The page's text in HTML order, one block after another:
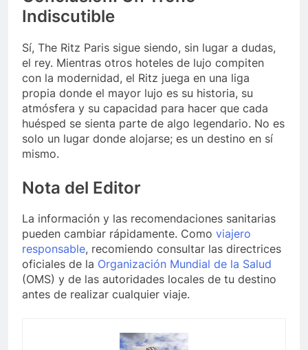
Indiscutible
Sí, The Ritz Paris sigue siendo, sin lugar a dudas,
el rey. Mientras otros hoteles de lujo compiten
con la modernidad, el Ritz juega en una liga
propia donde el mayor lujo es su historia, su
atmósfera y su capacidad para hacer que cada
huésped se sienta parte de algo legendario. No es
solo un lugar donde alojarse; es un destino en sí
mismo.
Nota del Editor
La información y las recomendaciones sanitarias
pueden cambiar rápidamente. Como viajero
responsable, recomiendo consultar las directrices
oficiales de la Organización Mundial de la Salud
(OMS) y de las autoridades locales de tu destino
antes de realizar cualquier viaje.